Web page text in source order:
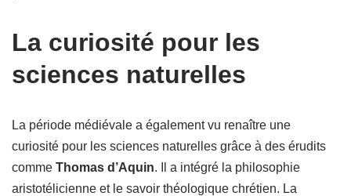
La curiosité pour les
sciences naturelles
La période médiévale a également vu renaître une
curiosité pour les sciences naturelles grâce à des érudits
comme Thomas d’Aquin. Il a intégré la philosophie
aristotélicienne et le savoir théologique chrétien. La